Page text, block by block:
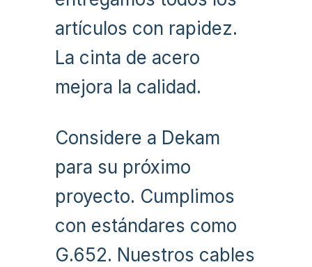
artículos con rapidez.
La cinta de acero
mejora la calidad.
Considere a Dekam
para su próximo
proyecto. Cumplimos
con estándares como
G.652. Nuestros cables